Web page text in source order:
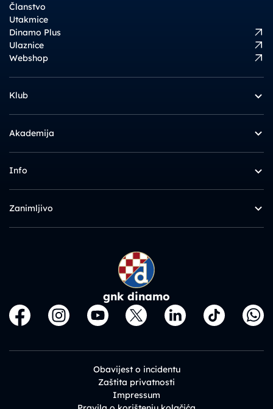
Članstvo
Utakmice
Dinamo Plus
Ulaznice
Webshop
Klub
Akademija
Info
Zanimljivo
gnk dinamo
Obavijest o incidentu
Zaštita privatnosti
Impressum